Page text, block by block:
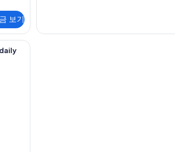
보기
진
전